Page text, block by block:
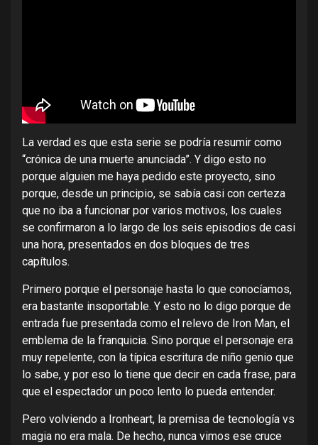
La verdad es que esta serie se podría resumir como
“crónica de una muerte anunciada”. Y digo esto no
porque alguien me haya pedido este proyecto, sino
porque, desde un principio, se sabía casi con certeza
que no iba a funcionar por varios motivos, los cuales
se confirmaron a lo largo de los seis episodios de casi
una hora, presentados en dos bloques de tres
capítulos.
Primero porque el personaje hasta lo que conocíamos,
era bastante insoportable. Y esto no lo digo porque de
entrada fue presentada como el relevo de Iron Man, el
emblema de la franquicia. Sino porque el personaje era
muy repelente, con la típica escritura de niño genio que
lo sabe, y por eso lo tiene que decir en cada frase, para
que el espectador un poco lento lo pueda entender.
Pero volviendo a Ironheart, la premisa de tecnología vs
magia no era mala. De hecho, nunca vimos ese cruce